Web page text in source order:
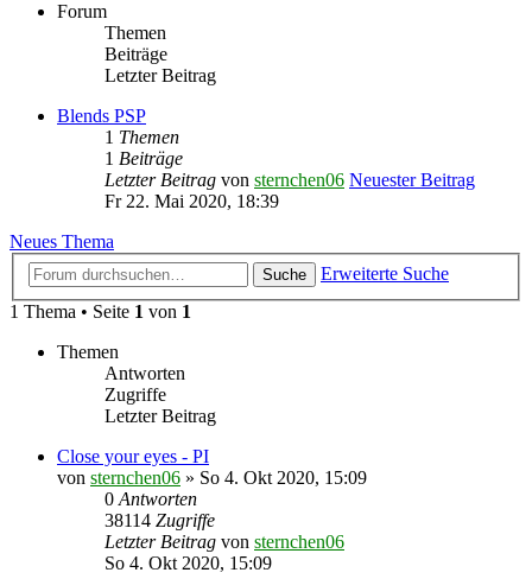
Forum
Themen
Beiträge
Letzter Beitrag
Blends PSP
1 Themen
1 Beiträge
Letzter Beitrag von sternchen06 Neuester Beitrag
Fr 22. Mai 2020, 18:39
Neues Thema
Suche
Erweiterte Suche
1 Thema • Seite 1 von 1
Themen
Antworten
Zugriffe
Letzter Beitrag
Close your eyes - PI
von sternchen06 » So 4. Okt 2020, 15:09
0 Antworten
38114 Zugriffe
Letzter Beitrag von sternchen06
So 4. Okt 2020, 15:09